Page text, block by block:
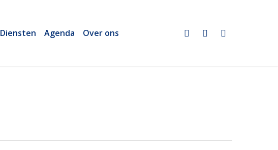
Diensten Agenda Over ons twitterlinkedin
email